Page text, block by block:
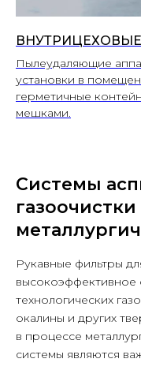
Пылеудаляющие
установки в
герметичные
мешками.
Системы
Рукавные фильтры
высокоэффективное
технологических
окалины и других
в процессе
системы являются